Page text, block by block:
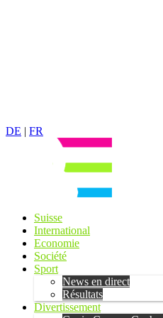
DE | FR
Suisse
International
Economie
Société
Sport
News en direct
Résultats
Divertissement